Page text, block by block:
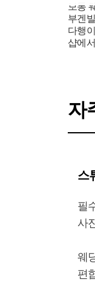
보통
부겐
다행
샵에
그리
저희
자
스
필
사
웨
편